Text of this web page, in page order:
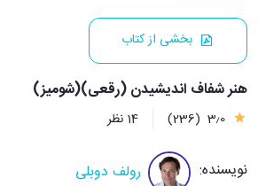
بخشی از کتاب
هنر شفاف اندیشیدن (رقعی)(شومیز)
3٫0 (236) 14 نظر
نویسنده: رولف دوبلی